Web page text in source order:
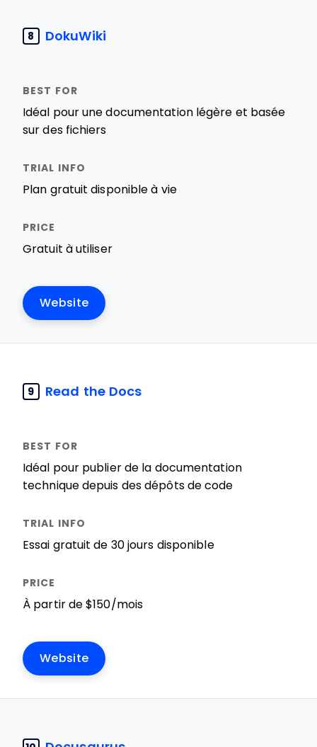
8 DokuWiki
Idéal pour une documentation légère et basée
sur des fichiers
Plan gratuit disponible à vie
Gratuit à utiliser
Website
9 Read the Docs
Idéal pour publier de la documentation
technique depuis des dépôts de code
Essai gratuit de 30 jours disponible
À partir de $150/mois
Website